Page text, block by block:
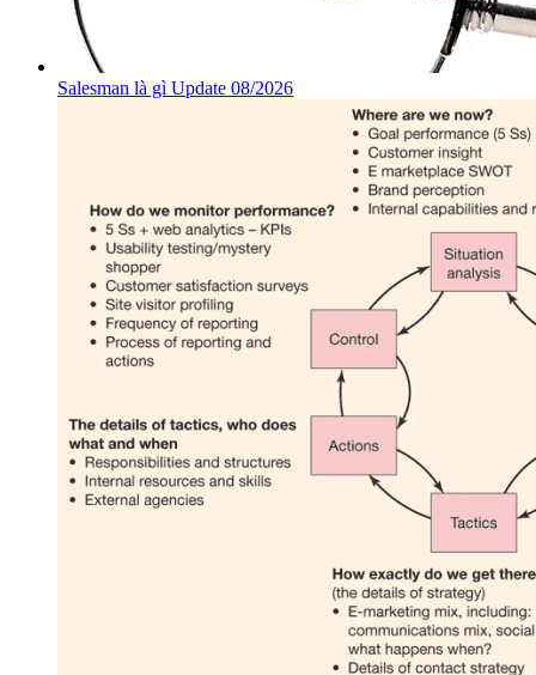
Salesman là gì Update 08/2026